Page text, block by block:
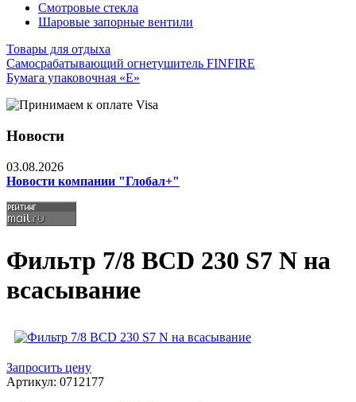
Смотровые стекла
Шаровые запорные вентили
Товары для отдыха
Самосрабатывающий огнетушитель FINFIRE
Бумага упаковочная «Е»
Новости
03.08.2026
Новости компании "Глобал+"
Фильтр 7/8 BCD 230 S7 N на
всасывание
Запросить цену
Артикул: 0712177